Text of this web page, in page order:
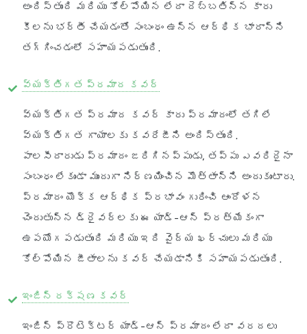
అందిస్తుంది మరియు కోల్పోయిన లేదా దెబ్బతిన్న కారు
కీలను భర్తీ చేయడంతో సంబంధం ఉన్న ఆర్థిక భారాన్ని
తగ్గించడంలో సహాయపడుతుంది.
వ్యక్తిగత ప్రమాద కవర్
వ్యక్తిగత ప్రమాద కవర్ కారు ప్రమాదంలో తగిలే
వ్యక్తిగత గాయాలకు కవరేజీని అందిస్తుంది.
పాలసీదారుడు ప్రమాదం జరిగినప్పుడు, తప్పు ఎవరిదైనా
సంబంధం లేకుండా ముందుగా నిర్ణయించిన మొత్తాన్ని అందుకుంటారు.
ప్రమాదం యొక్క ఆర్థిక ప్రభావం గురించి ఆందోళన
చెందుతున్న డ్రైవర్లకు ఈ యాడ్-ఆన్ ప్రత్యేకంగా
ఉపయోగపడుతుంది మరియు ఇది వైద్య ఖర్చులు మరియు
కోల్పోయిన జీతాలను కవర్ చేయడానికి సహాయపడుతుంది.
ఇంజిన్ రక్షణ కవర్
ఇంజిన్ ప్రొటెక్టర్ యాడ్-ఆన్ ప్రమాదం లేదా వరదలు